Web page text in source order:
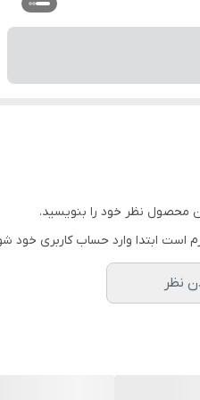
محصول نظر خود را بنویسید.
است ابتدا وارد حساب کاربری خود
نظر